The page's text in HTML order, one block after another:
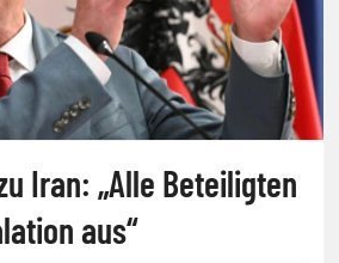
Iran: „Alle Beteiligten
aus“